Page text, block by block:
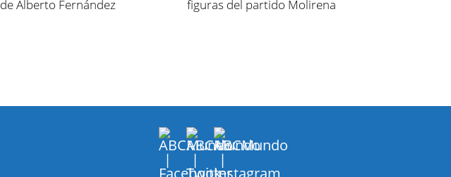
de Alberto Fernández
figuras del partido Molirena